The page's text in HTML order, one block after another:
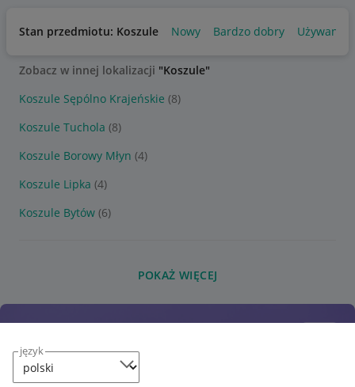
język
Stan przedmiotu: Koszule Nowy Bardzo dobry Używany
Zobacz w innej lokalizacji "Koszule"
Koszule Sępólno Krajeńskie (8)
Koszule Tuchola (8)
Koszule Borowy Młyn (4)
Koszule Lipka (4)
Koszule Bytów (6)
POKAŻ WIĘCEJ